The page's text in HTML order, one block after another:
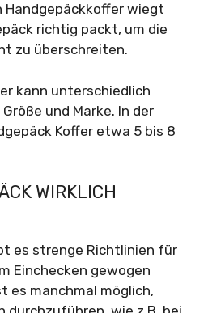
Handgepäckkoffer wiegt
richtig packt, um die
zu überschreiten.
kann unterschiedlich
und Marke. In der
Koffer etwa 5 bis 8
WIRKLICH
es strenge Richtlinien für
Einchecken gewogen
es manchmal möglich,